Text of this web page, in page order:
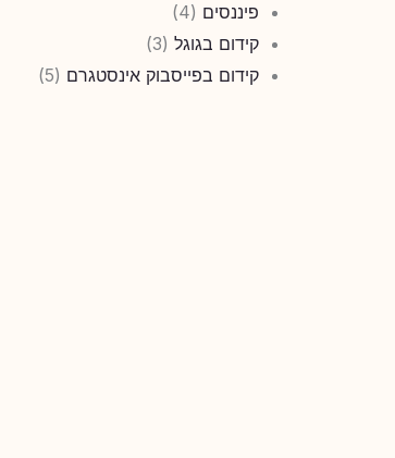
פיננסים (4)
קידום בגוגל (3)
קידום בפייסבוק אינסטגרם (5)